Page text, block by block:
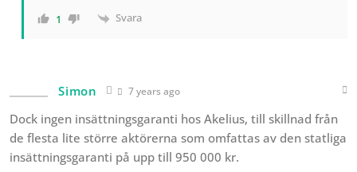
1 Svara
Simon 7 years ago
Dock ingen insättningsgaranti hos Akelius, till skillnad från
de flesta lite större aktörerna som omfattas av den statliga
insättningsgaranti på upp till 950 000 kr.